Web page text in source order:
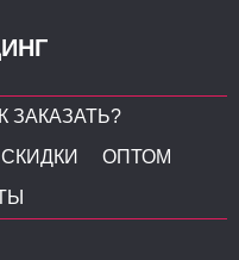
ЗАКАЗАТЬ?
СКИДКИ
ОПТОМ